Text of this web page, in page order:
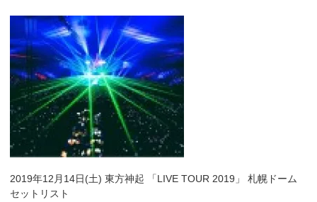
2019年12月14日(土) 東方神起 「LIVE TOUR 2019」 札幌ドーム
セットリスト